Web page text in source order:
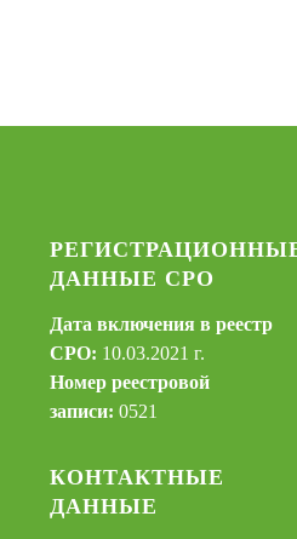
ДАННЫЕ СРО
Дата включения в реестр
СРО: 10.03.2021 г.
Номер реестровой
записи: 0521
КОНТАКТНЫЕ
ДАННЫЕ